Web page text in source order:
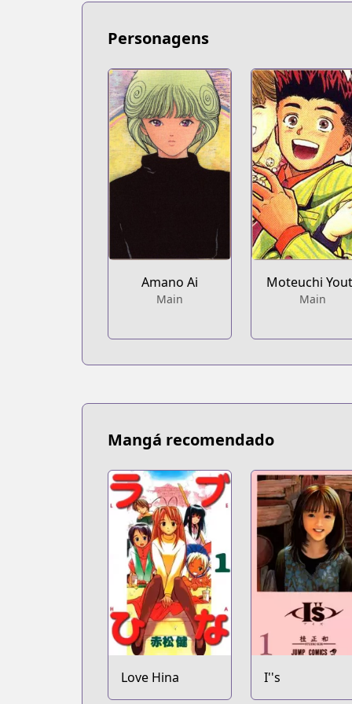
https://www.viz.com/video-girl-ai
Personagens
Amano Ai
Main
Moteuchi
Main
Mangá recomendado
Love Hina I''s